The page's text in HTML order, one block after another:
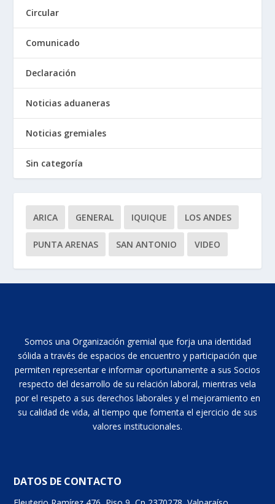
Circular
Comunicado
Declaración
Noticias aduaneras
Noticias gremiales
Sin categoría
ARICA GENERAL IQUIQUE LOS ANDES
PUNTA ARENAS SAN ANTONIO VIDEO
Somos una Organización gremial que forja una identidad
sólida a través de espacios de encuentro y participación que
permiten representar e informar oportunamente a sus Socios
respecto del desarrollo de su relación laboral, mientras vela
por el respeto a sus derechos laborales y el mejoramiento en
su calidad de vida, al tiempo que fomenta el ejercicio de sus
valores institucionales.
DATOS DE CONTACTO